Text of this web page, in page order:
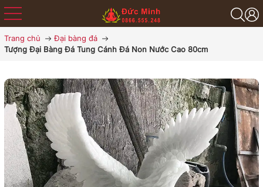
Trang chủ
Đại bàng đá
Tượng Đại Bàng Đá Tung Cánh Đá Non Nước Cao 80cm